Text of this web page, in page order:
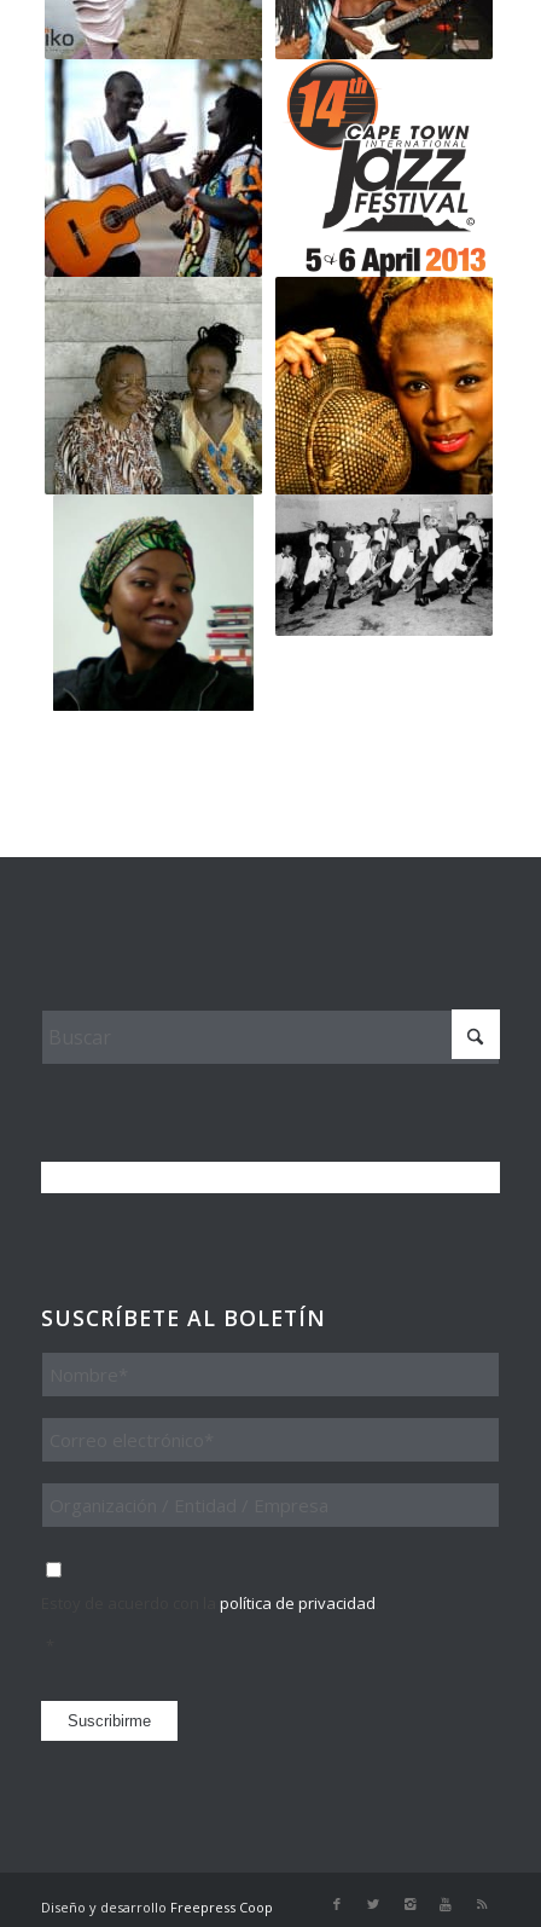
SUSCRÍBETE AL BOLETÍN
Empresa
Consentimiento
política de privacidad
Suscribirme
Diseño y desarrollo Freepress Coop